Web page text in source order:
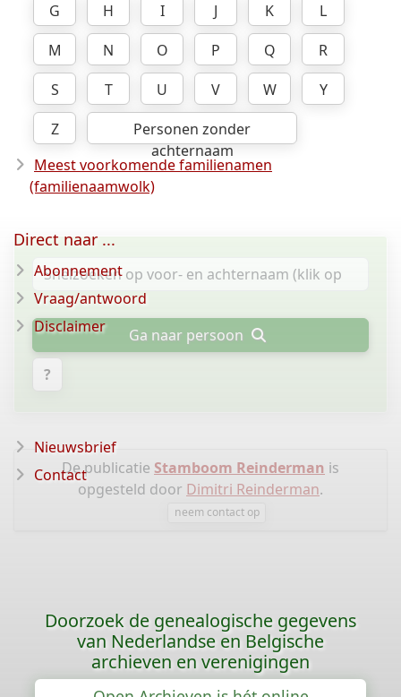
G
H I J K
L
M
N O P Q
R
S
T U V W
Y
Z
Personen zonder
achternaam
Meest voorkomende familienamen
(familienaamwolk)
Ga naar persoon
?
De publicatie Stamboom Reinderman is
opgesteld door Dimitri Reinderman.
neem contact op
Direct naar ...
Abonnement
Vraag/antwoord
Disclaimer
Nieuwsbrief
Contact
Doorzoek de genealogische gegevens
van Nederlandse en Belgische
archieven en verenigingen